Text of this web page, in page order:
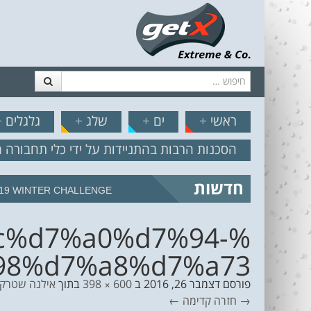
חיפוש
// תפריט
דלג לתוכן
ראשי + ים + שלג + גלגלים
הסכנות הרבות בהתניידות על ידי כלי
חדשות WINTER CHALLENGE
פורסם דצמבר 26, 2016 ב600 × 398 בתוךאילנה שטרק
→ חזרה קדימה ←